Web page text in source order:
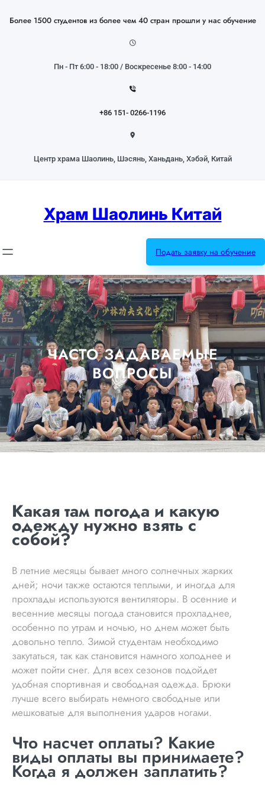
Более 1500 студентов из более чем 40 стран прошли у нас обучение
Пн - Пт 6:00 - 18:00 / Воскресенье 8:00 - 14:00
+86 151- 0266-1196
Центр храма Шаолинь, Шэсянь, Ханьдань, Хэбэй, Китай
Храм Шаолинь Китай
Подать заявку на обучение
ЧАСТО ЗАДАВАЕМЫЕ
ВОПРОСЫ
Какая там погода и какую
одежду нужно взять с
собой?
В летние месяцы бывает много солнечных жарких
дней; ночи также остаются теплыми, и иногда для
прохлады используются вентиляторы. В осенние и
весенние месяцы погода становится прохладнее,
особенно по утрам и ночью, но днем может быть
довольно тепло. Зимой студентам необходимо
закутаться, так как становится намного холоднее и
может пойти снег. Для всех сезонов подойдет
удобная спортивная и свободная одежда. Брюки
лучше всего выбирать немного свободные или
мешковатые для выполнения ударов ногами.
Что насчет оплаты? Какие
виды оплаты вы принимаете?
Когда я должен заплатить?